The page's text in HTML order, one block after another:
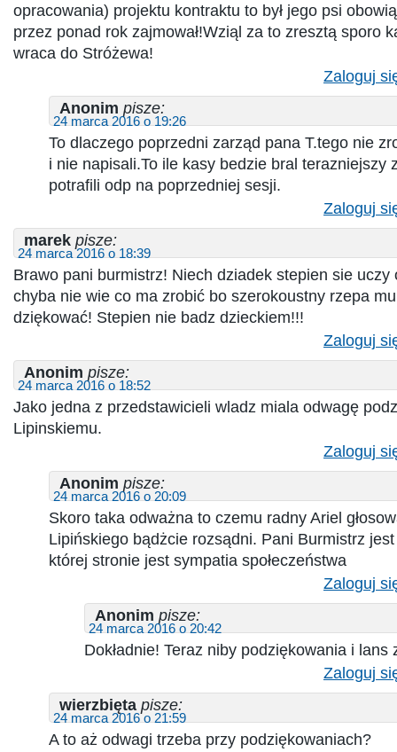
opracowania) projektu kontraktu to był jego psi
przez ponad rok zajmował!Wziąl za to zresztą sporo
wraca do Stróżewa!
Zaloguj
Anonim pisze:
24 marca 2016 o 19:26
To dlaczego poprzedni zarząd pana T.tego nie
i nie napisali.To ile kasy bedzie bral terazniejszy
potrafili odp na poprzedniej sesji.
Zaloguj
marek pisze:
24 marca 2016 o 18:39
Brawo pani burmistrz! Niech dziadek stepien sie uczy
chyba nie wie co ma zrobić bo szerokoustny rzepa
dziękować! Stepien nie badz dzieckiem!!!
Zaloguj
Anonim pisze:
24 marca 2016 o 18:52
Jako jedna z przedstawicieli wladz miala odwagę
Lipinskiemu.
Zaloguj
Anonim pisze:
24 marca 2016 o 20:09
Skoro taka odważna to czemu radny Ariel
Lipińskiego bądżcie rozsądni. Pani Burmistrz
której stronie jest sympatia społeczeństwa
Zaloguj
Anonim pisze:
24 marca 2016 o 20:42
Dokładnie! Teraz niby podziękowania i lans
Zaloguj
wierzbięta pisze:
24 marca 2016 o 21:59
A to aż odwagi trzeba przy podziękowaniach?